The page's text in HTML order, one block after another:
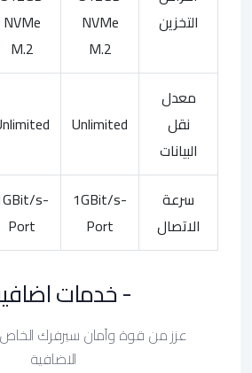
التخزين
NVMe
M.2
NVMe
M.2
معدل
نقل
البيانات
Unlimited
سرعة
الاتصال
1GBit/s-
Port
s-
Port
- خدمات
عزز من قوة وآمان سيرفرك
الاضافية